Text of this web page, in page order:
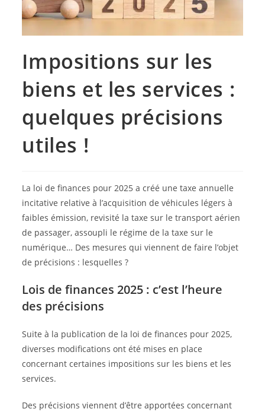
Impositions sur les
biens et les services :
quelques précisions
utiles !
La loi de finances pour 2025 a créé une taxe annuelle
incitative relative à l’acquisition de véhicules légers à
faibles émission, revisité la taxe sur le transport aérien
de passager, assoupli le régime de la taxe sur le
numérique… Des mesures qui viennent de faire l’objet
de précisions : lesquelles ?
Lois de finances 2025 : c’est l’heure
des précisions
Suite à la publication de la loi de finances pour 2025,
diverses modifications ont été mises en place
concernant certaines impositions sur les biens et les
services.
Des précisions viennent d’être apportées concernant